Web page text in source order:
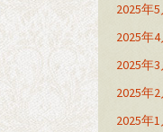
2025年5
2025年4
2025年3
2025年2
2025年1